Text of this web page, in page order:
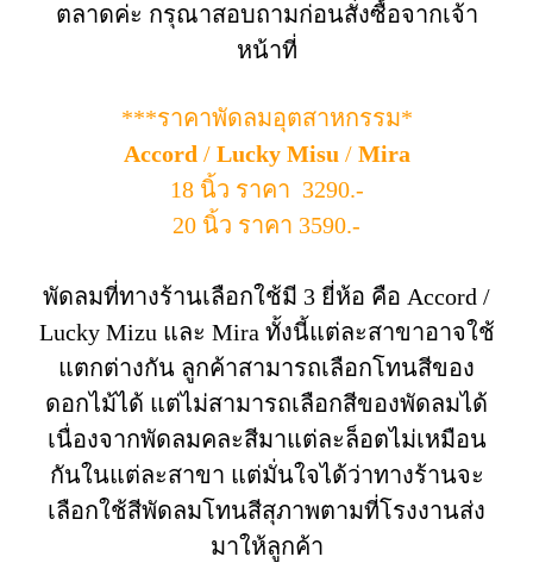
ตลาดค่ะ กรุณาสอบถามก่อนสั่งซื้อจากเจ้า
หน้าที่
***ราคาพัดลมอุตสาหกรรม*
Accord / Lucky Misu / Mira
18 นิ้ว ราคา 3290.-
20 นิ้ว ราคา 3590.-
พัดลมที่ทางร้านเลือกใช้มี 3 ยี่ห้อ คือ Accord /
Lucky Mizu และ Mira ทั้งนี้แต่ละสาขาอาจใช้
แตกต่างกัน ลูกค้าสามารถเลือกโทนสีของ
ดอกไม้ได้ แต่ไม่สามารถเลือกสีของพัดลมได้
เนื่องจากพัดลมคละสีมาแต่ละล็อตไม่เหมือน
กันในแต่ละสาขา แต่มั่นใจได้ว่าทางร้านจะ
เลือกใช้สีพัดลมโทนสีสุภาพตามที่โรงงานส่ง
มาให้ลูกค้า